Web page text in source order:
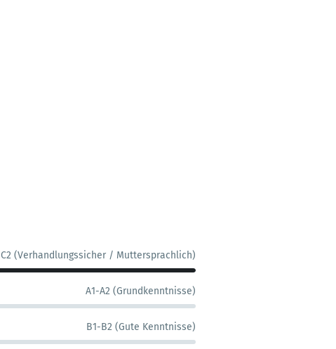
C2 (Verhandlungssicher / Muttersprachlich)
A1-A2 (Grundkenntnisse)
B1-B2 (Gute Kenntnisse)